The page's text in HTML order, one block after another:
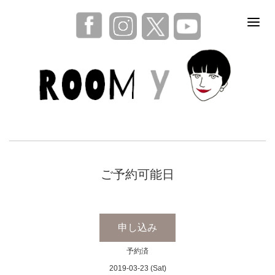
ご予約可能日
申し込み
予約済
2019-03-23 (Sat)